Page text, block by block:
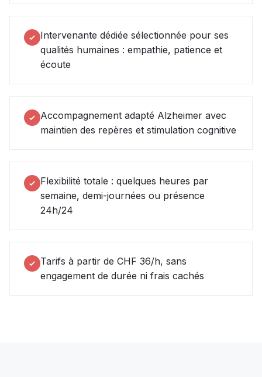
Intervenante dédiée sélectionnée pour ses
qualités humaines : empathie, patience et
écoute
Accompagnement adapté Alzheimer avec
maintien des repères et stimulation cognitive
Flexibilité totale : quelques heures par
semaine, demi-journées ou présence
24h/24
Tarifs à partir de CHF 36/h, sans
engagement de durée ni frais cachés